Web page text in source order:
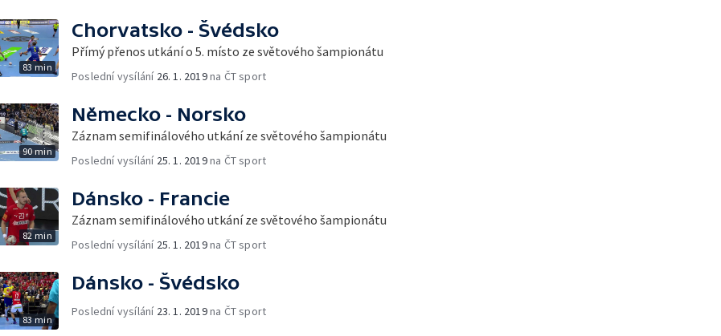
83 min
Chorvatsko - Švédsko
Přímý přenos utkání o 5. místo ze světového šampionátu
Poslední vysílání 26. 1. 2019na ČT sport
90 min
Německo - Norsko
Záznam semifinálového utkání ze světového šampionátu
Poslední vysílání 25. 1. 2019na ČT sport
82 min
Dánsko - Francie
Záznam semifinálového utkání ze světového šampionátu
Poslední vysílání 25. 1. 2019na ČT sport
83 min
Dánsko - Švédsko
Poslední vysílání 23. 1. 2019na ČT sport